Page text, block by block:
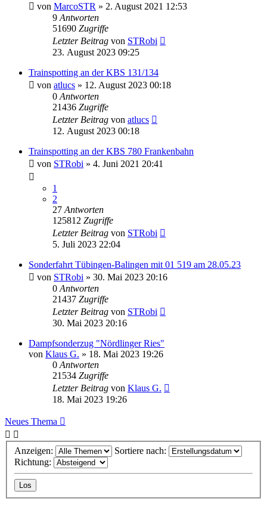
von MarcoSTR » 2. August 2021 12:53
9 Antworten
51690 Zugriffe
Letzter Beitrag von STRobi
23. August 2023 09:25
Trainspotting an der KBS 131/134
von atlucs » 12. August 2023 00:18
0 Antworten
21436 Zugriffe
Letzter Beitrag von atlucs
12. August 2023 00:18
Trainspotting an der KBS 780 Frankenbahn
von STRobi » 4. Juni 2021 20:41
1
2
27 Antworten
125812 Zugriffe
Letzter Beitrag von STRobi
5. Juli 2023 22:04
Sonderfahrt Tübingen-Balingen mit 01 519 am 28.05.23
von STRobi » 30. Mai 2023 20:16
0 Antworten
21437 Zugriffe
Letzter Beitrag von STRobi
30. Mai 2023 20:16
Dampfsonderzug "Nördlinger Ries"
von Klaus G. » 18. Mai 2023 19:26
0 Antworten
21534 Zugriffe
Letzter Beitrag von Klaus G.
18. Mai 2023 19:26
Neues Thema
Anzeigen:
Sortiere nach:
Richtung: